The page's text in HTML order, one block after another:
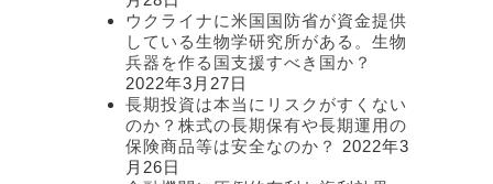
ウクライナに米国国防省が資金提供
している生物学研究所がある。生物
兵器を作る国支援すべき国か？
2022年3月27日
長期投資は本当にリスクがすくない
のか？株式の長期保有や長期運用の
保険商品等は安全なのか？
2022年3
月26日